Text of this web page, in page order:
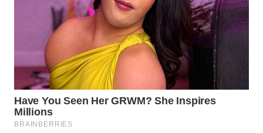
PAKPAK
WN
KARAWANG
WN
BEKASI